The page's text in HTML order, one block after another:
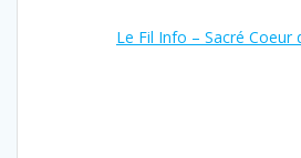
Le Fil Info – Sacré Coeur